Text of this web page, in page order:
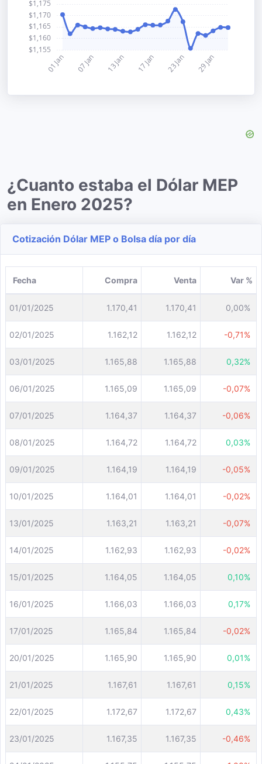
¿Cuanto estaba el Dólar MEP
en Enero 2025?
Cotización Dólar MEP o Bolsa día por día
Fecha Compra Venta Var %
01/01/2025 1.170,41 1.170,41 0,00%
02/01/2025 1.162,12 1.162,12 -0,71%
03/01/2025 1.165,88 1.165,88 0,32%
06/01/2025 1.165,09 1.165,09 -0,07%
07/01/2025 1.164,37 1.164,37 -0,06%
08/01/2025 1.164,72 1.164,72 0,03%
09/01/2025 1.164,19 1.164,19 -0,05%
10/01/2025 1.164,01 1.164,01 -0,02%
13/01/2025 1.163,21 1.163,21 -0,07%
14/01/2025 1.162,93 1.162,93 -0,02%
15/01/2025 1.164,05 1.164,05 0,10%
16/01/2025 1.166,03 1.166,03 0,17%
17/01/2025 1.165,84 1.165,84 -0,02%
20/01/2025 1.165,90 1.165,90 0,01%
21/01/2025 1.167,61 1.167,61 0,15%
22/01/2025 1.172,67 1.172,67 0,43%
23/01/2025 1.167,35 1.167,35 -0,46%